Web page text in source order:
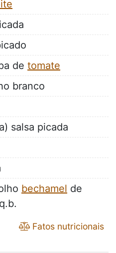
de tomate
branco
salsa picada
bechamel de
Fatos nutricionais